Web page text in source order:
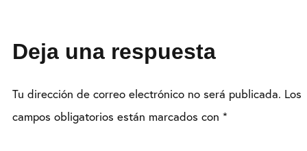
Deja una respuesta
Tu dirección de correo electrónico no será publicada. Los
campos obligatorios están marcados con *